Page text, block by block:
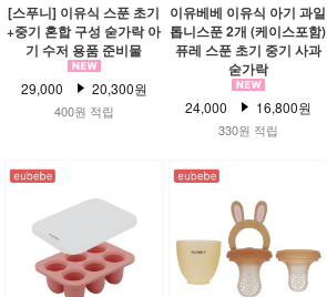
[스푸니] 이유식 스푼 초기
+중기 혼합 구성 숟가락 아
기 수저 용품 준비물
29,000 20,300원
400원 적립
이유베베 이유식 아기 과일
톱니스푼 2개 (케이스포함)
퓨레 스푼 초기 중기 사과
숟가락
24,000 16,800원
330원 적립